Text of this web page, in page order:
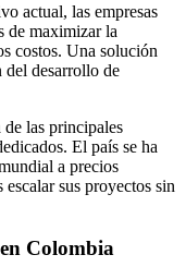
actual, las empresas
de maximizar la
costos. Una solución
del desarrollo de
las principales
El país se ha
a precios
sus proyectos sin
Colombia